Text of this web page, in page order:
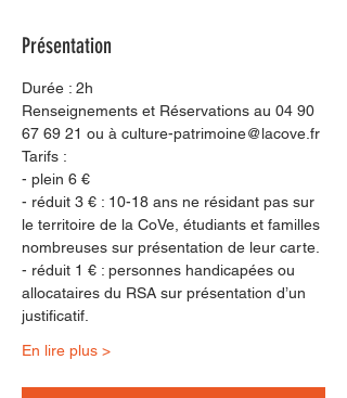
Présentation
Durée : 2h
Renseignements et Réservations au 04 90
67 69 21 ou à culture-patrimoine@lacove.fr
Tarifs :
- plein 6 €
- réduit 3 € : 10-18 ans ne résidant pas sur
le territoire de la CoVe, étudiants et familles
nombreuses sur présentation de leur carte.
- réduit 1 € : personnes handicapées ou
allocataires du RSA sur présentation d’un
justificatif.
En lire plus >